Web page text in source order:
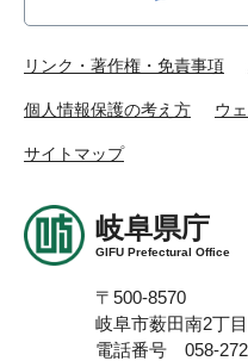
リンク・著作権・免責事項
個人情報保護の考え方 ウ
サイトマップ
岐阜県庁
GIFU Prefectural Office
〒500-8570
岐阜市薮田南2丁
電話番号 058-